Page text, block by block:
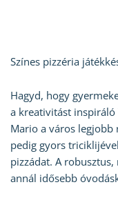
Színes pizzéria
Hagyd, hogy
a kreativitást inspiráló
Mario a város
pedig gyors
pizzádat. A
annál idősebb